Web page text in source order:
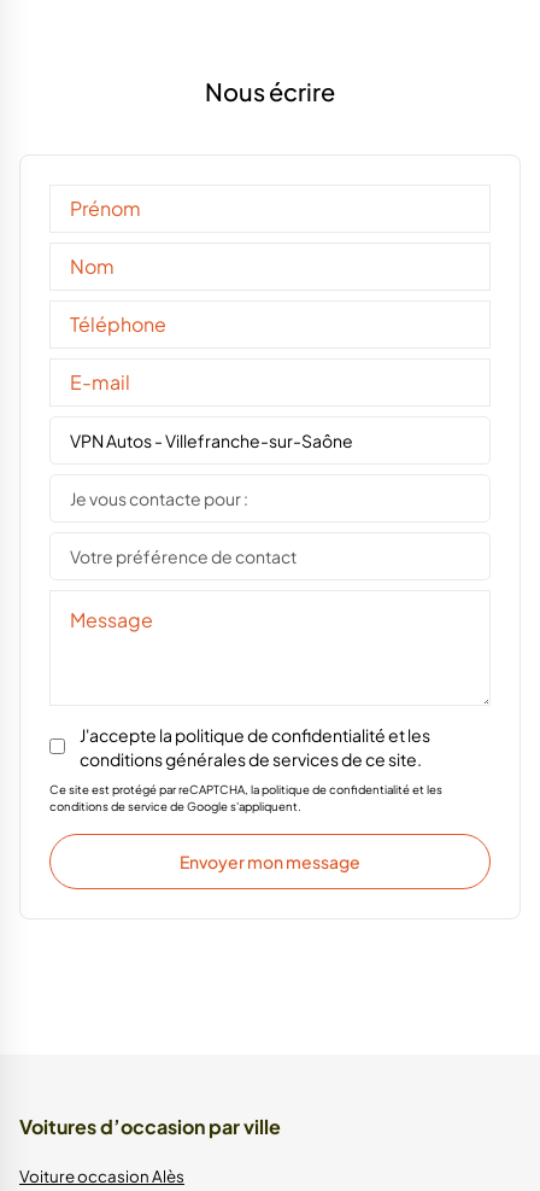
Nous écrire
VPN Autos - Villefranche-sur-Saône
Je vous contacte pour :
Votre préférence de contact
J'accepte la politique de confidentialitéet les
conditions générales de servicesde ce site.
Ce site est protégé par reCAPTCHA, la politique de confidentialité et les
conditions de service de Google s'appliquent.
Envoyer mon message
Voitures d’occasion par ville
Voiture occasion Alès